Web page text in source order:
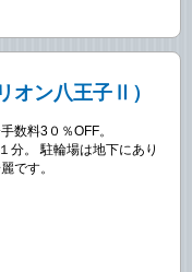
オン八王子Ⅱ）
数料3０％OFF。
分。 駐輪場は地下にあり
です。